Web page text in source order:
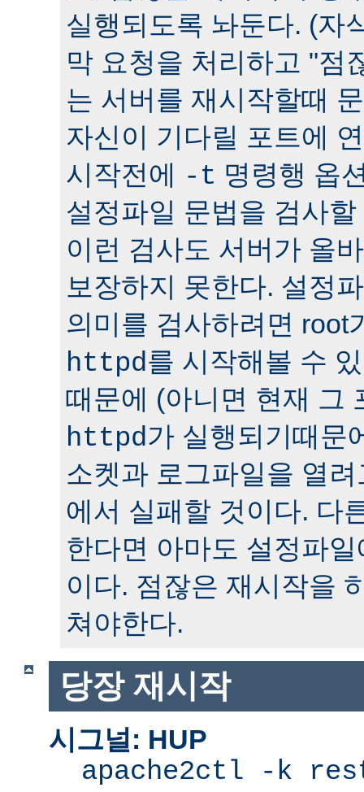
실행되도록 놔둔다. (자
막 요청을 처리하고 "점
는 서버를 재시작할때
자신이 기다릴 포트에
시작전에
-t 명령행 옵
설정파일 문법을 검사
이런 검사도 서버가 올
보장하지 못한다. 설정
의미를 검사하려면 root
httpd를 시작해볼 수
때문에 (아니면 현재 그
httpd가 실행되기때문
소켓과 로그파일을 열
에서 실패할 것이다. 다
한다면 아마도 설정파
이다. 점잖은 재시작을
쳐야한다.
당장 재시작
시그널: HUP
apache2ctl -k